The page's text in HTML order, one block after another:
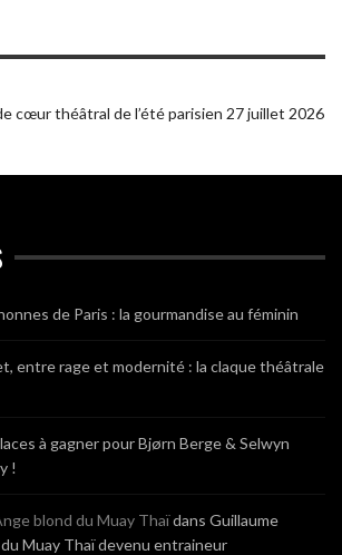
cœur théâtral de l’été parisien 27 juillet 2026
de Paris : la gourmandise au féminin
entre rage et modernité : la claque théâtrale
à gagner pour Bjørn Berge & Selwyn
!
blond du Muay Thaïdans Guillaume
du Muay Thaï devenu entraineur